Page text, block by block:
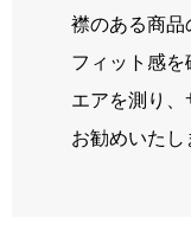
襟のある商品
フィット感を
エアを測り
お勧めいたし